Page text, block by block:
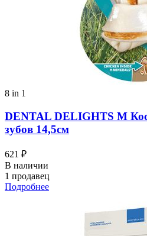
8 in 1
DENTAL DELIGHTS M
зубов 14,5см
621 ₽
В наличии
1 продавец
Подробнее